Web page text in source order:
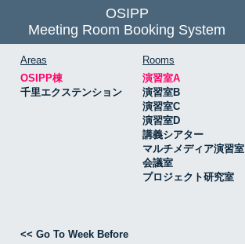
OSIPP
Meeting Room Booking System
Areas
OSIPP棟
千里エクステンション
Rooms
演習室A
演習室B
演習室C
演習室D
講義シアター
マルチメディア演習室
会議室
プロジェクト研究室
<< Go To Week Before